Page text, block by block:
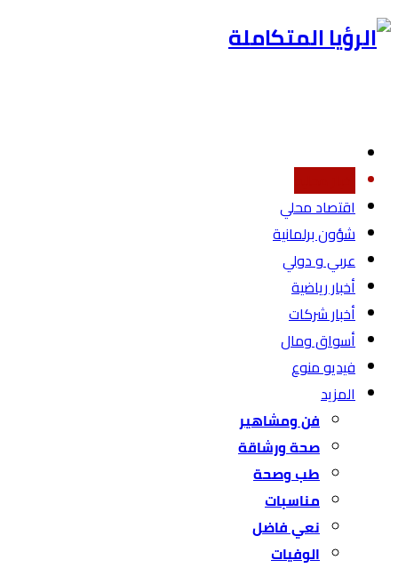
اقتصاد محلي
شؤون برلمانية
عربي و دولي
أخبار رياضية
أخبار شركات
أسواق ومال
فيديو منوع
المزيد
فن ومشاهير
صحة ورشاقة
طب وصحة
مناسبات
نعي فاضل
الوفيات